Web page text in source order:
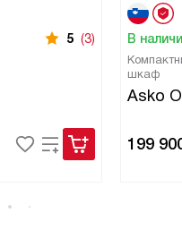
5 (3) В
шкаф
Asko
199